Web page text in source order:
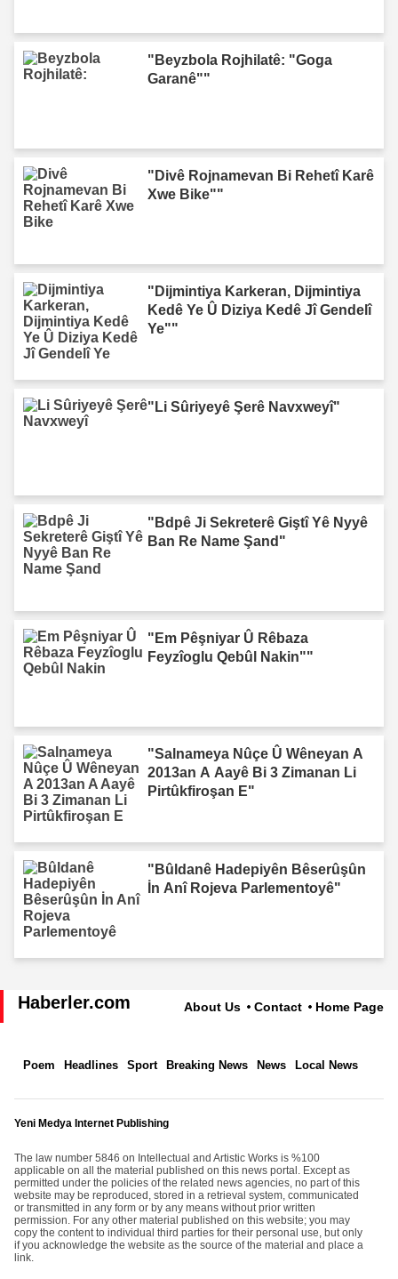
"Beyzbola Rojhilatê: "Goga
Garanê""
"Divê Rojnamevan Bi Rehetî Karê
Xwe Bike""
"Dijmintiya Karkeran, Dijmintiya
Kedê Ye Û Diziya Kedê Jî Gendelî
Ye""
"Li Sûriyeyê Şerê Navxweyî"
"Bdpê Ji Sekreterê Giştî Yê Nyyê
Ban Re Name Şand"
"Em Pêşniyar Û Rêbaza
Feyzîoglu Qebûl Nakin""
"Salnameya Nûçe Û Wêneyan A
2013an A Aayê Bi 3 Zimanan Li
Pirtûkfiroşan E"
"Bûldanê Hadepiyên Bêserûşûn
İn Anî Rojeva Parlementoyê"
Haberler.com About Us Contact Home Page
Poem Headlines Sport Breaking News News Local News
Yeni Medya Internet Publishing
The law number 5846 on Intellectual and Artistic Works is %100
applicable on all the material published on this news portal. Except as
permitted under the policies of the related news agencies, no part of this
website may be reproduced, stored in a retrieval system, communicated
or transmitted in any form or by any means without prior written
permission. For any other material published on this website; you may
copy the content to individual third parties for their personal use, but only
if you acknowledge the website as the source of the material and place a
link.